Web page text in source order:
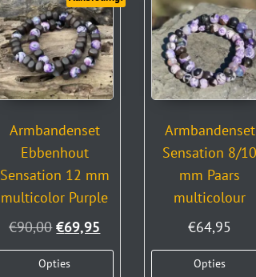
Armbandenset
Ebbenhout
Sensation 12 mm
multicolor Purple
€90,00 €69,95
Opties
Armbandenset
Sensation 8/10
mm Paars
multicolour
€64,95
Opties